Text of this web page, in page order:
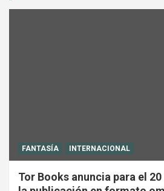
FANTASÍA INTERNACIONAL
Tor Books anuncia para el